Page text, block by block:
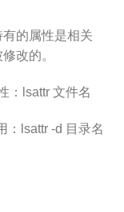
的属性是相关
改的。
：lsattr 文件名
：lsattr -d 目录名